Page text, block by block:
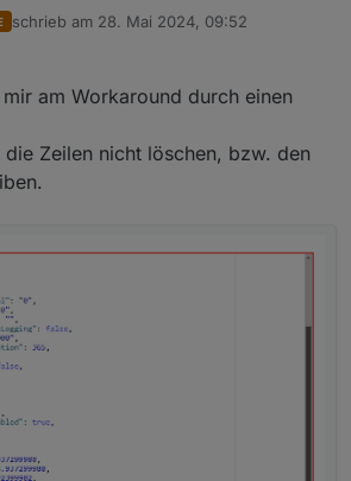
schrieb am 28. Mai 2024, 09:52
zuletzt editiert von
am Workaround durch einen
Zeilen nicht löschen, bzw. den